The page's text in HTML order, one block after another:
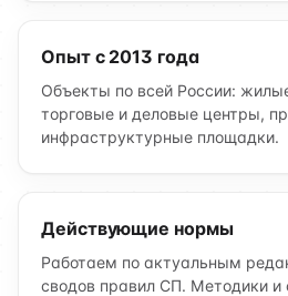
Опыт с 2013 года
Объекты по всей России:
торговые и деловые центры,
инфраструктурные площадки.
Действующие нормы
Работаем по актуальным
сводов правил СП. Методики и